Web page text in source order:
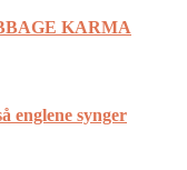
KARMA
englene synger